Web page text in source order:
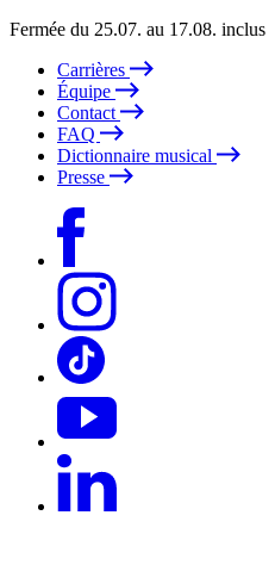
Fermée du 25.07. au 17.08. inclus
Carrières
Équipe
Contact
FAQ
Dictionnaire musical
Presse